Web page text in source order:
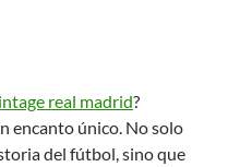
real madrid?
encanto único. No solo
del fútbol, sino que